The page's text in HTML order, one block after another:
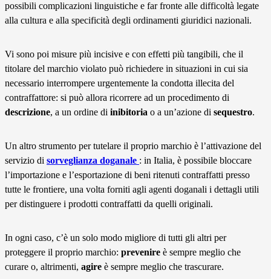
possibili complicazioni linguistiche e far fronte alle difficoltà legate
alla cultura e alla specificità degli ordinamenti giuridici nazionali.
Vi sono poi misure più incisive e con effetti più tangibili, che il
titolare del marchio violato può richiedere in situazioni in cui sia
necessario interrompere urgentemente la condotta illecita del
contraffattore: si può allora ricorrere ad un procedimento di
descrizione, a un ordine di inibitoria o a un’azione di sequestro.
Un altro strumento per tutelare il proprio marchio è l’attivazione del
servizio di sorveglianza doganale : in Italia, è possibile bloccare
l’importazione e l’esportazione di beni ritenuti contraffatti presso
tutte le frontiere, una volta forniti agli agenti doganali i dettagli utili
per distinguere i prodotti contraffatti da quelli originali.
In ogni caso, c’è un solo modo migliore di tutti gli altri per
proteggere il proprio marchio: prevenire è sempre meglio che
curare o, altrimenti, agire è sempre meglio che trascurare.